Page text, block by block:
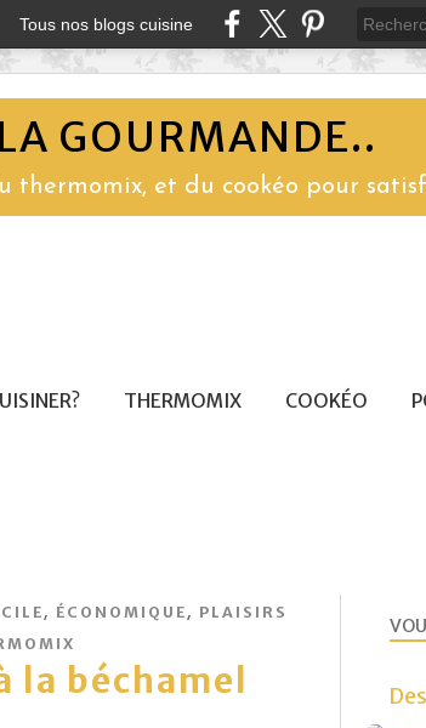
Tous nos blogs cuisine
GOURMANDE..
thermomix, et du cookéo pour
THERMOMIX COOKÉO
, ÉCONOMIQUE, PLAISIRS
béchamel